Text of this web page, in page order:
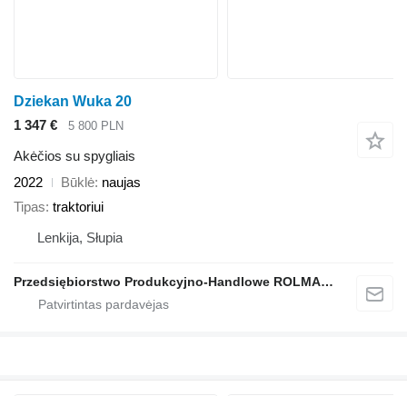
Dziekan Wuka 20
1 347 €
5 800 PLN
Akėčios su spygliais
2022
Būklė naujas
Tipas traktoriui
Lenkija, Słupia
Przedsiębiorstwo Produkcyjno-Handlowe ROLMAPOL Marcin Dziekan